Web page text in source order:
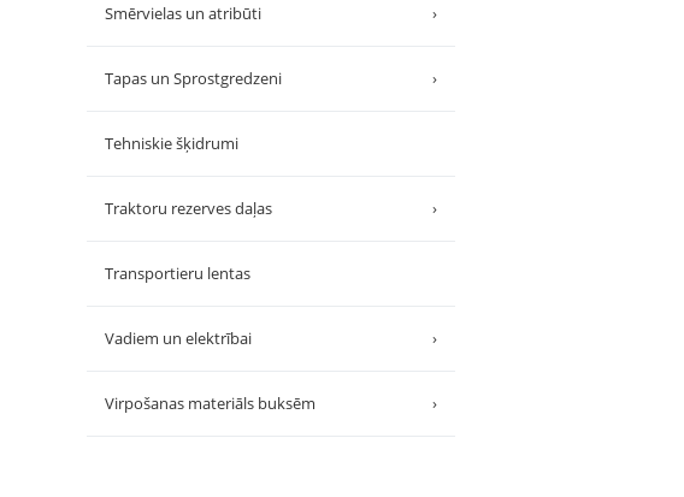
Smērvielas un atribūti ›
Tapas un Sprostgredzeni ›
Tehniskie šķidrumi
Traktoru rezerves daļas ›
Transportieru lentas
Vadiem un elektrībai ›
Virpošanas materiāls buksēm ›